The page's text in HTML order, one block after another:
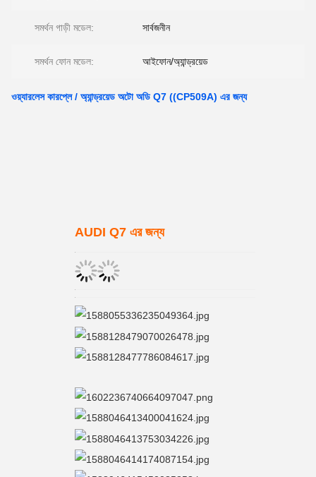
সমর্থন গাড়ী মডেল: সার্বজনীন
সমর্থন ফোন মডেল: আইফোন/অ্যান্ড্রয়েড
ওয়্যারলেস কারপ্লে / অ্যান্ড্রয়েড অটো অডি Q7 ((CP509A) এর জন্য
AUDI Q7 এর জন্য